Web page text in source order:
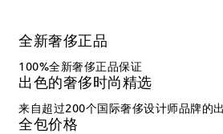
全新奢侈正品
100%全新奢侈正品保证
出色的奢侈时尚精选
来自超过200个国际奢侈设计师品牌的
全包价格